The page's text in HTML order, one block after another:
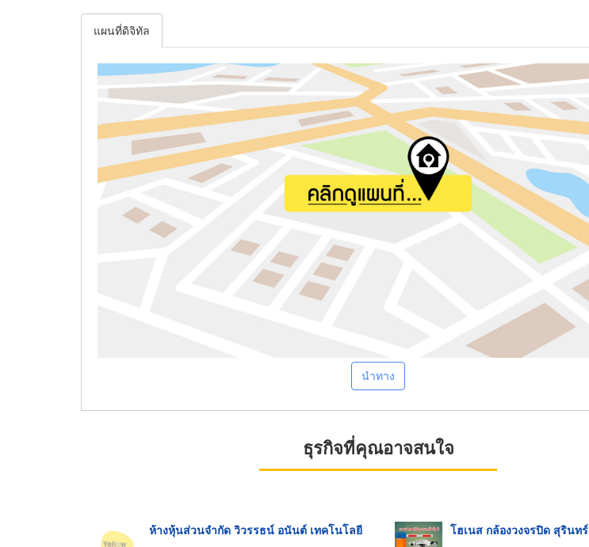
แผนที่ดิจิทัล
นำทาง
ธุรกิจที่คุณอาจสนใจ
ห้างหุ้นส่วนจำกัด วิวรรธน์ อนันต์ เทคโนโลยี
โฮเนส กล้องวงจรปิด สุรินทร์